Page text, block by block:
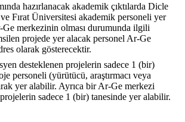
hazırlanacak akademik çıktılarda Dicle
Fırat Üniversitesi akademik personeli yer
Ge merkezinin olması durumunda ilgili
projede yer alacak personel Ar-Ge
olarak gösterecektir.
desteklenen projelerin sadece 1 (bir)
personeli (yürütücü, araştırmacı veya
yer alabilir. Ayrıca bir Ar-Ge merkezi
sadece 1 (bir) tanesinde yer alabilir.